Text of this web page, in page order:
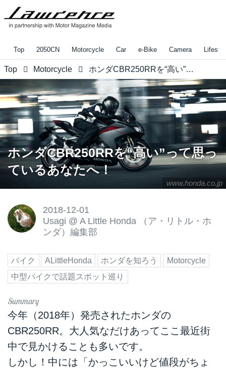
Top 2050CN Motorcycle Car e-Bike Camera
Top Motorcycle ホンダCBR250RRを“高い”って思っているあなたへ！
www.honda.co.jp
ホンダCBR250RRを“高い”って思っ
ているあなたへ！
2018-12-01
Usagi @ A Little Honda （ア・リトル・ホ
ンダ）編集部
バイク ALittleHonda ホンダを知ろう
Motorcycle
中型バイクで話題スポット巡り
今年（2018年）発売されたホンダの
CBR250RR。大人気なだけあってここ最近街
中で見かけることも多いです。
しかし！中には「かっこいいけど値段がちょ